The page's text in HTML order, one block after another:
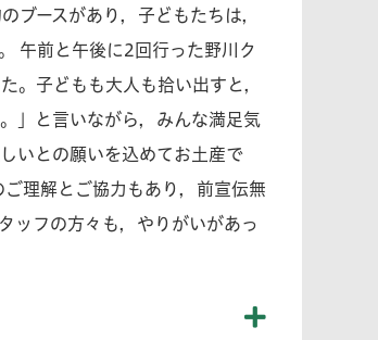
ブースがあり，子どもたちは，
午前と午後に2回行った野川ク
。子どもも大人も拾い出すと，
」と言いながら，みんな満足気
いとの願いを込めてお土産で
理解とご協力もあり，前宣伝無
ッフの方々も，やりがいがあっ